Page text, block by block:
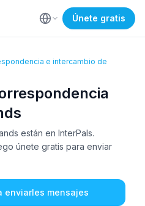
Únete gratis
e intercambio de
están en InterPals.
únete gratis para enviar
enviarles mensajes